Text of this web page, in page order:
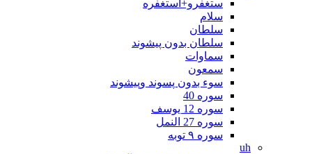
ستغفرو+استغفره
سلام
سلطان
سلطان بدون پیشوند
سماوات
سمعون
سوء بدون پسوند وپیشوند
سوره 40
سوره 12 یوسف
سوره 27 النمل
سوره ۹ توبه
uh